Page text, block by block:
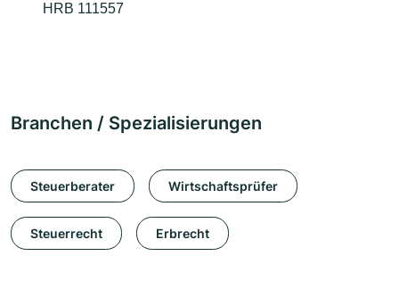
HRB 111557
Branchen / Spezialisierungen
Steuerberater Wirtschaftsprüfer
Steuerrecht Erbrecht